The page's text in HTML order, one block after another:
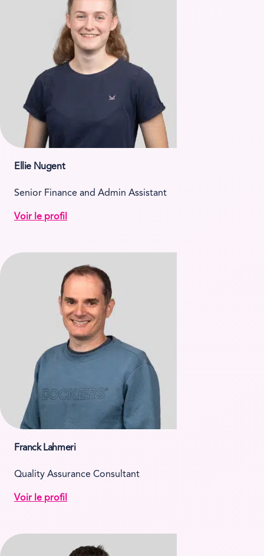
Ellie Nugent
Senior Finance and Admin Assistant
Voir le profil
Franck Lahmeri
Quality Assurance Consultant
Voir le profil